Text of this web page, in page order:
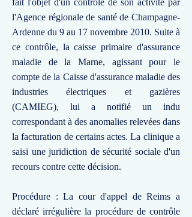
fait l'objet d'un contrôle de son activité par
l'Agence régionale de santé de Champagne-
Ardenne du 9 au 17 novembre 2010. Suite à
ce contrôle, la caisse primaire d'assurance
maladie de la Marne, agissant pour le
compte de la Caisse d'assurance maladie des
industries électriques et gazières
(CAMIEG), lui a notifié un indu
correspondant à des anomalies relevées dans
la facturation de certains actes. La clinique a
saisi une juridiction de sécurité sociale d'un
recours contre cette décision.
Procédure : La cour d'appel de Reims a
déclaré irrégulière la procédure de contrôle